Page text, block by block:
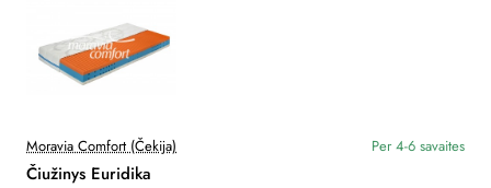
Moravia Comfort (Čekija) Per 4-6 savaites
Čiužinys Euridika